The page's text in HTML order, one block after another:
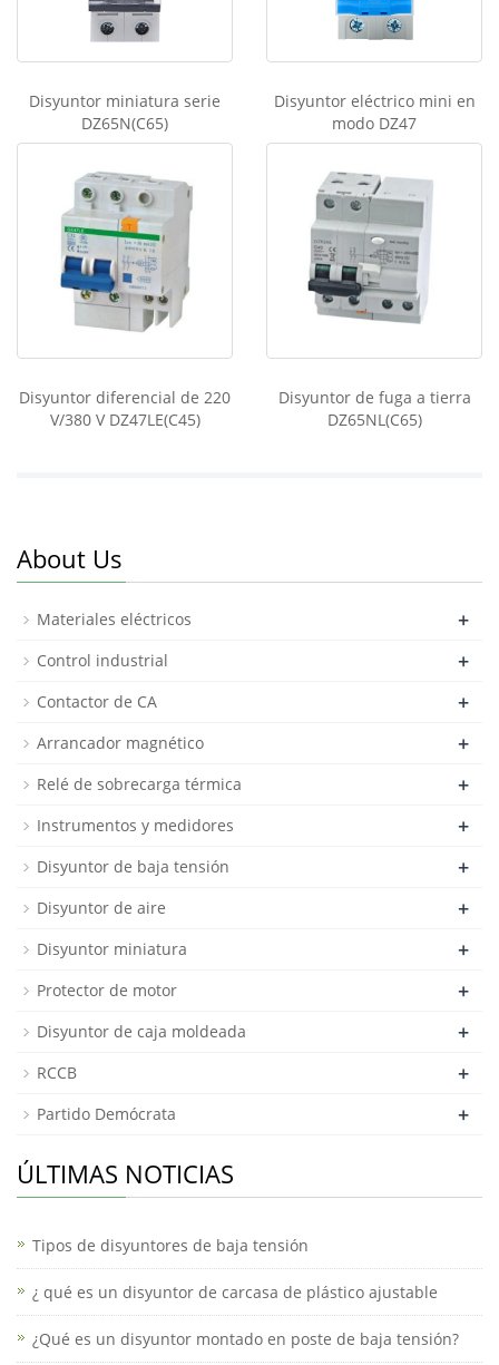
Disyuntor miniatura serie
DZ65N(C65)
Disyuntor eléctrico mini en
modo DZ47
Disyuntor diferencial de 220
V/380 V DZ47LE(C45)
Disyuntor de fuga a tierra
DZ65NL(C65)
About Us
Materiales eléctricos +
Control industrial +
Contactor de CA +
Arrancador magnético +
Relé de sobrecarga térmica +
Instrumentos y medidores +
Disyuntor de baja tensión +
Disyuntor de aire +
Disyuntor miniatura +
Protector de motor +
Disyuntor de caja moldeada +
RCCB +
Partido Demócrata +
ÚLTIMAS NOTICIAS
Tipos de disyuntores de baja tensión
¿ qué es un disyuntor de carcasa de plástico ajustable
¿Qué es un disyuntor montado en poste de baja tensión?